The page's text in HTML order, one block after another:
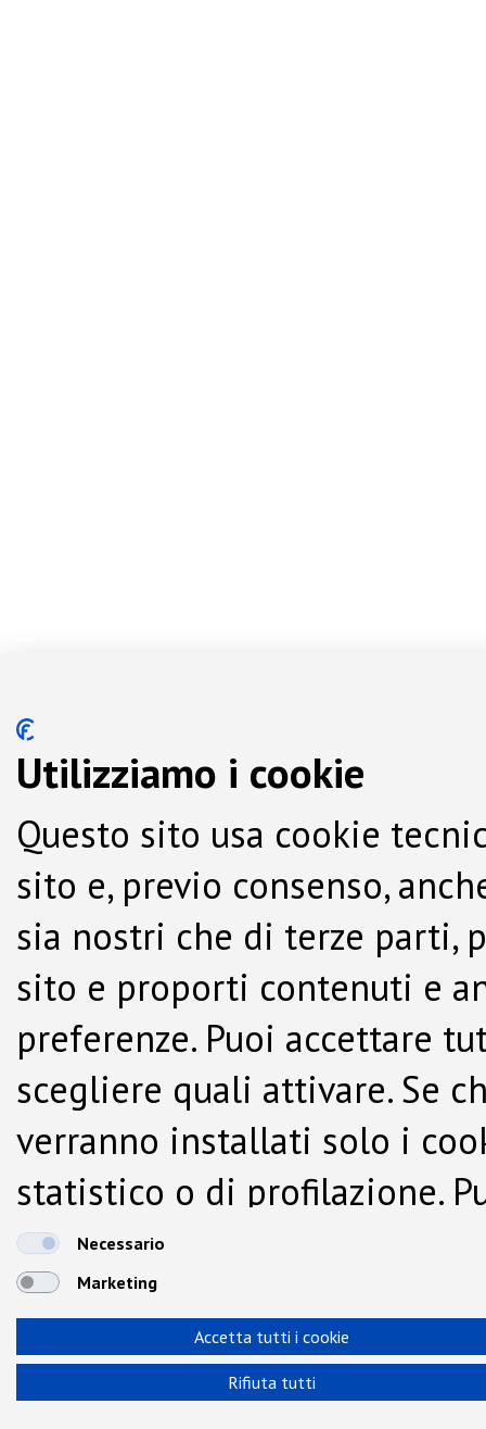
Utilizziamo i cookie
Questo sito usa cookie
sito e, previo consenso,
sia nostri che di terze parti,
sito e proporti contenuti e
preferenze. Puoi accettare
scegliere quali attivare. Se
verranno installati solo i
statistico o di profilazione.
dalla Cookie Policy.
Necessario
Marketing
Accetta tutti i cookie
Rifiuta tutti